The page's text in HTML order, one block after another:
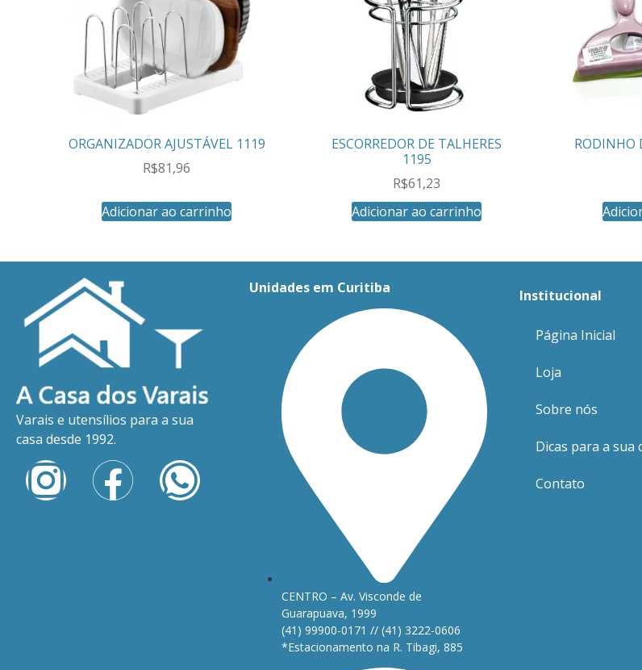
ORGANIZADOR AJUSTÁVEL 1119
R$81,96
Adicionar ao carrinho
ESCORREDOR DE TALHERES
1195
R$61,23
Adicionar ao carrinho
RODINHO
Varais e utensílios para a sua
casa desde 1992.
Unidades em Curitiba
CENTRO – Av. Visconde de
Guarapuava, 1999
(41) 99900-0171 // (41) 3222-0606
*Estacionamento na R. Tibagi, 885
Institucional
Página Inicial
Loja
Sobre nós
Dicas para a sua
Contato